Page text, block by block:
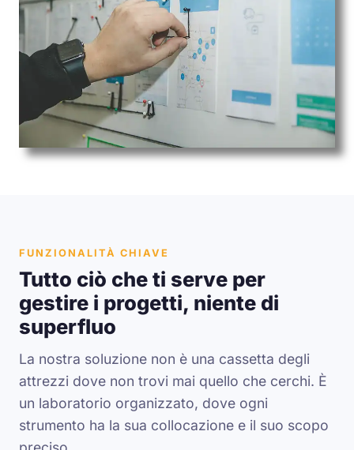
FUNZIONALITÀ CHIAVE
Tutto ciò che ti serve per
gestire i progetti, niente di
superfluo
La nostra soluzione non è una cassetta degli
attrezzi dove non trovi mai quello che cerchi. È
un laboratorio organizzato, dove ogni
strumento ha la sua collocazione e il suo scopo